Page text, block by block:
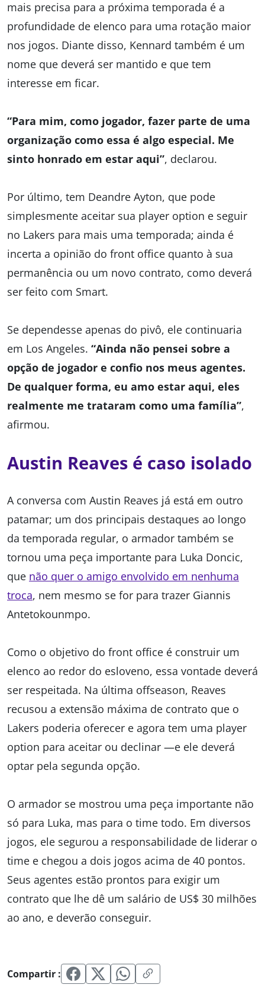
mais precisa para a próxima temporada é a
profundidade de elenco para uma rotação maior
nos jogos. Diante disso, Kennard também é um
nome que deverá ser mantido e que tem
interesse em ficar.
“Para mim, como jogador, fazer parte de uma
organização como essa é algo especial. Me
sinto honrado em estar aqui”, declarou.
Por último, tem Deandre Ayton, que pode
simplesmente aceitar sua player option e seguir
no Lakers para mais uma temporada; ainda é
incerta a opinião do front office quanto à sua
permanência ou um novo contrato, como deverá
ser feito com Smart.
Se dependesse apenas do pivô, ele continuaria
em Los Angeles. “Ainda não pensei sobre a
opção de jogador e confio nos meus agentes.
De qualquer forma, eu amo estar aqui, eles
realmente me trataram como uma família”,
afirmou.
Austin Reaves é caso isolado
A conversa com Austin Reaves já está em outro
patamar; um dos principais destaques ao longo
da temporada regular, o armador também se
tornou uma peça importante para Luka Doncic,
que não quer o amigo envolvido em nenhuma
troca, nem mesmo se for para trazer Giannis
Antetokounmpo.
Como o objetivo do front office é construir um
elenco ao redor do esloveno, essa vontade deverá
ser respeitada. Na última offseason, Reaves
recusou a extensão máxima de contrato que o
Lakers poderia oferecer e agora tem uma player
option para aceitar ou declinar —e ele deverá
optar pela segunda opção.
O armador se mostrou uma peça importante não
só para Luka, mas para o time todo. Em diversos
jogos, ele segurou a responsabilidade de liderar o
time e chegou a dois jogos acima de 40 pontos.
Seus agentes estão prontos para exigir um
contrato que lhe dê um salário de US$ 30 milhões
ao ano, e deverão conseguir.
Compartir :